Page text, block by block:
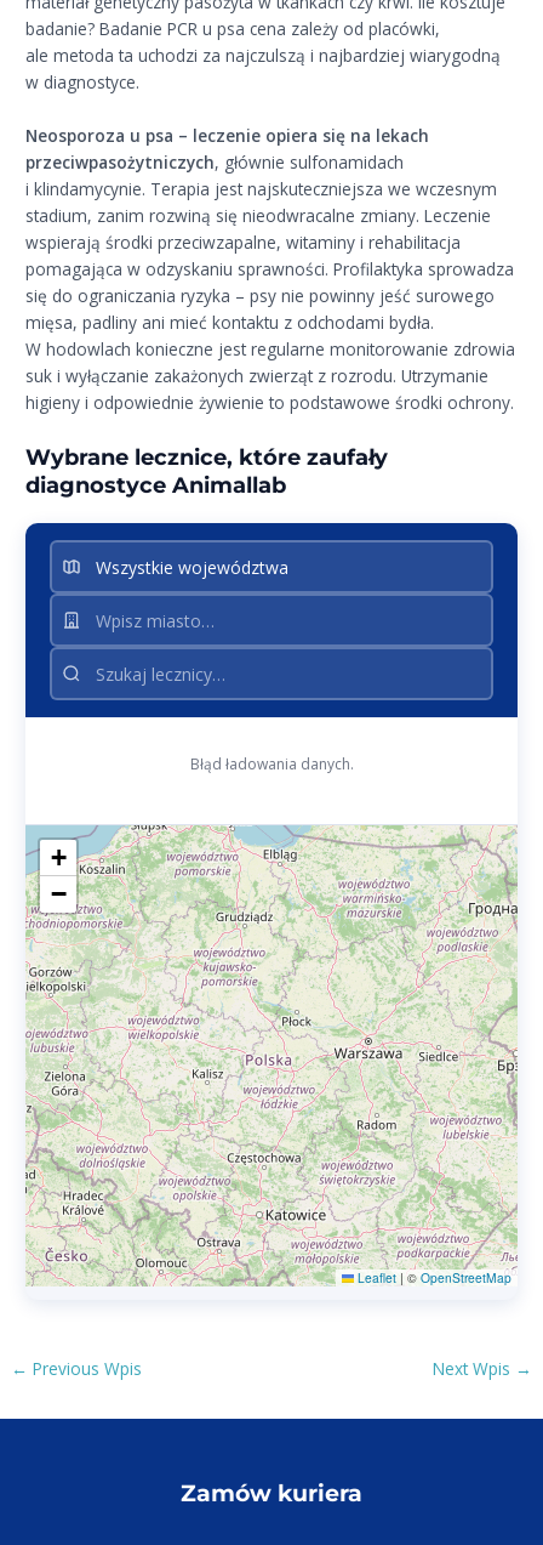
badanie? Badanie PCR u psa cena zależy od placówki,
ale metoda ta uchodzi za najczulszą i najbardziej wiarygodną
w diagnostyce.
Neosporoza u psa – leczenie opiera się na lekach
przeciwpasożytniczych, głównie sulfonamidach
i klindamycynie. Terapia jest najskuteczniejsza we wczesnym
stadium, zanim rozwiną się nieodwracalne zmiany. Leczenie
wspierają środki przeciwzapalne, witaminy i rehabilitacja
pomagająca w odzyskaniu sprawności. Profilaktyka sprowadza
się do ograniczania ryzyka – psy nie powinny jeść surowego
mięsa, padliny ani mieć kontaktu z odchodami bydła.
W hodowlach konieczne jest regularne monitorowanie zdrowia
suk i wyłączanie zakażonych zwierząt z rozrodu. Utrzymanie
higieny i odpowiednie żywienie to podstawowe środki ochrony.
Wybrane lecznice, które zaufały
diagnostyce Animallab
+
−
Leaflet | © OpenStreetMap
Błąd ładowania danych.
Post
← Previous Wpis Next Wpis →
Zamów kuriera